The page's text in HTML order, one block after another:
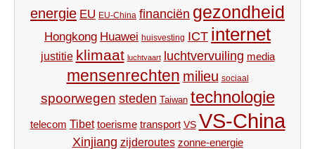
energie EU EU-China financiën gezondheid
Hongkong Huawei huisvesting ICT internet
justitie klimaat luchtvaart luchtvervuiling media
mensenrechten milieu sociaal
spoorwegen steden Taiwan technologie
telecom Tibet toerisme transport VS VS-China
Xinjiang zijderoutes zonne-energie